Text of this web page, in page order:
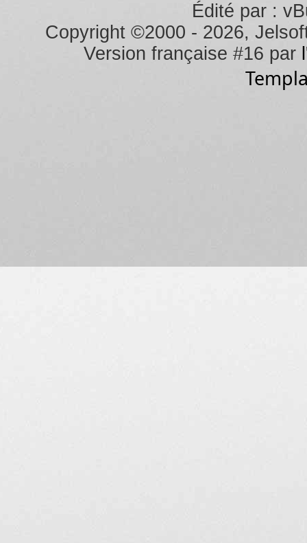
Édité par :
Copyright ©2000 - 2026,
Version française #16 par